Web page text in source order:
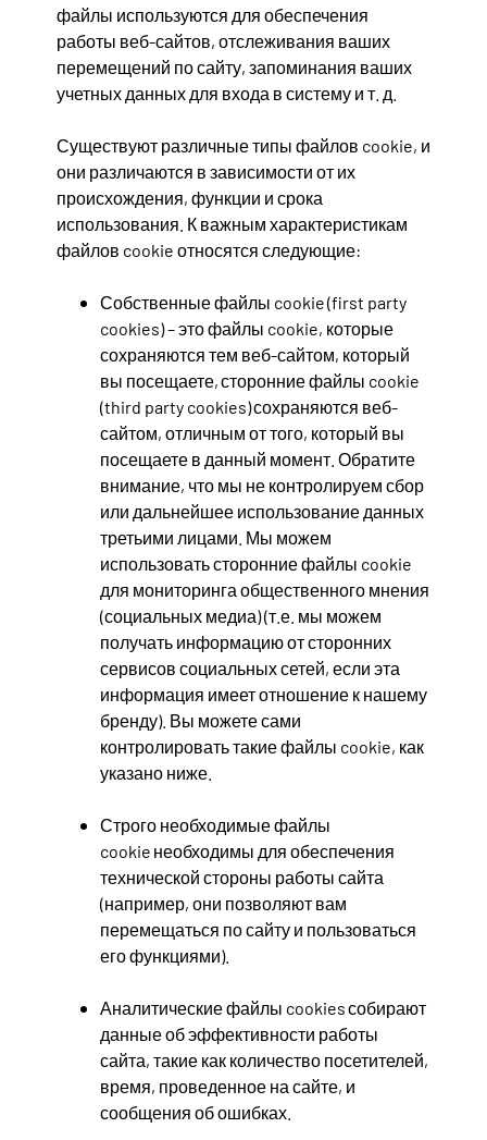
файлы используются для обеспечения
работы веб-сайтов, отслеживания ваших
перемещений по сайту, запоминания ваших
учетных данных для входа в систему и т. д.
Существуют различные типы файлов cookie, и
они различаются в зависимости от их
происхождения, функции и срока
использования. К важным характеристикам
файлов cookie относятся следующие:
Собственные файлы cookie (first party
cookies) – это файлы cookie, которые
сохраняются тем веб-сайтом, который
вы посещаете, сторонние файлы cookie
(third party cookies) сохраняются веб-
сайтом, отличным от того, который вы
посещаете в данный момент. Обратите
внимание, что мы не контролируем сбор
или дальнейшее использование данных
третьими лицами. Мы можем
использовать сторонние файлы cookie
для мониторинга общественного мнения
(социальных медиа) (т.е. мы можем
получать информацию от сторонних
сервисов социальных сетей, если эта
информация имеет отношение к нашему
бренду). Вы можете сами
контролировать такие файлы cookie, как
указано ниже.
Строго необходимые файлы
cookie необходимы для обеспечения
технической стороны работы сайта
(например, они позволяют вам
перемещаться по сайту и пользоваться
его функциями).
Аналитические файлы cookies собирают
данные об эффективности работы
сайта, такие как количество посетителей,
время, проведенное на сайте, и
сообщения об ошибках.